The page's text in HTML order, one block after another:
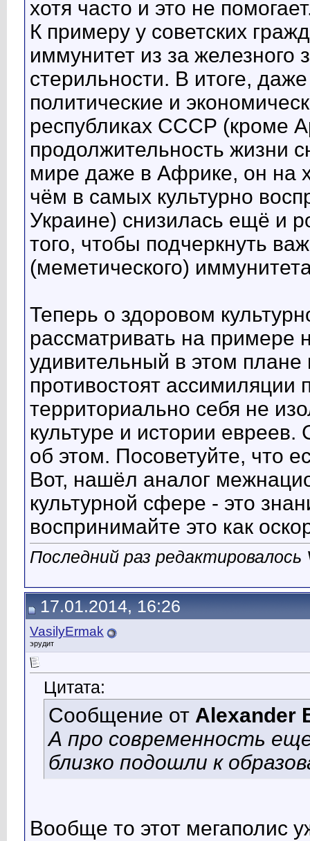
хотя часто и это не
К примеру у советских
иммунитет из за железного
стерильности. В итоге,
политические и
республиках СССР (кроме
продолжительность жизни
мире даже в Африке, он на
чём в самых культурно
Украине) снизилась ещё и
того, чтобы подчеркнуть
(меметического)
Теперь о здоровом
рассматривать на
удивительный в этом
противостоят ассимиляции
территориально себя не
культуре и истории
об этом. Посоветуйте, что
Вот, нашёл аналог
культурной сфере - это
воспринимайте это как
Последний раз
17.01.2014, 16:26
VasilyErmak
эрудит
Цитата:
Сообщение от Alexander
А про современность
близко подошли к
Вообще то этот мегаполис